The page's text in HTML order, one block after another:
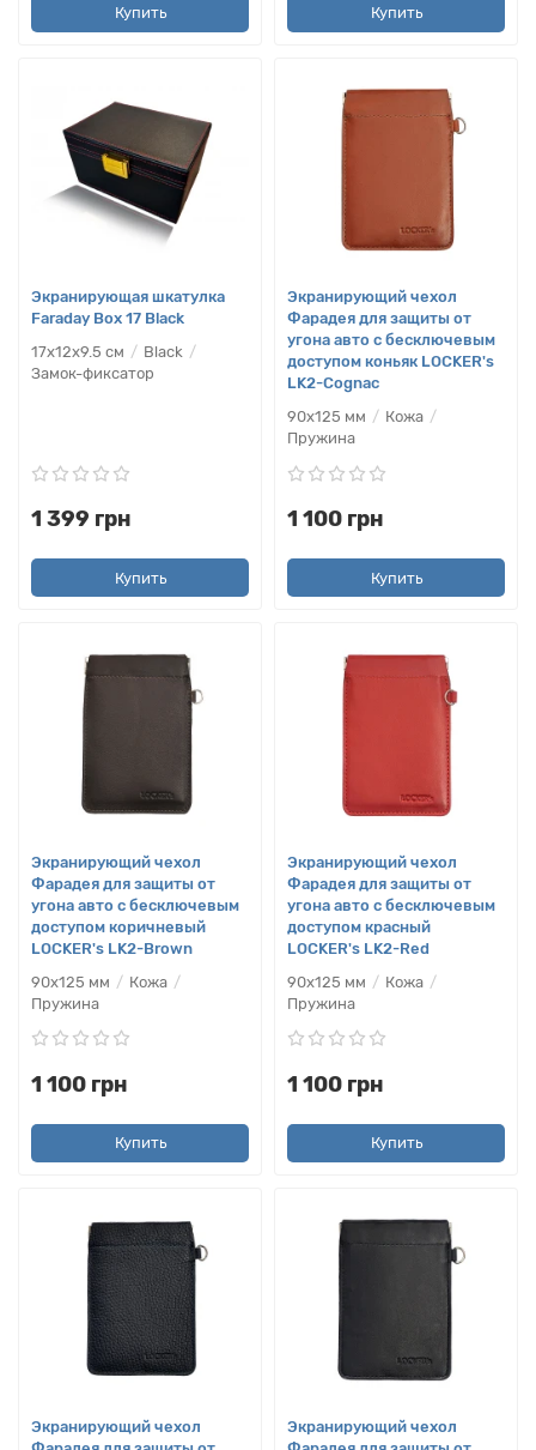
Купить Купить
Экранирующая шкатулка
Faraday Box 17 Black
17х12х9.5 см
Black
Замок-фиксатор
1 399 грн
Купить
Экранирующий чехол
Фарадея для защиты от
угона авто с бесключевым
доступом коньяк LOCKER's
LK2-Cognac
90х125 мм
Кожа
Пружина
1 100 грн
Купить
Экранирующий чехол
Фарадея для защиты от
угона авто с бесключевым
доступом коричневый
LOCKER's LK2-Brown
90х125 мм
Кожа
Пружина
1 100 грн
Купить
Экранирующий чехол
Фарадея для защиты от
угона авто с бесключевым
доступом красный
LOCKER's LK2-Red
90х125 мм
Кожа
Пружина
1 100 грн
Купить
Экранирующий чехол
Экранирующий чехол